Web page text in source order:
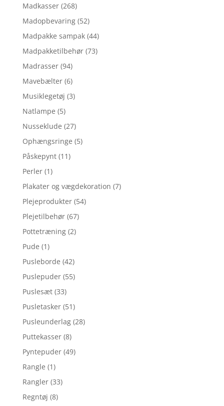
Madkasser (268)
Madopbevaring (52)
Madpakke sampak (44)
Madpakketilbehør (73)
Madrasser (94)
Mavebælter (6)
Musiklegetøj (3)
Natlampe (5)
Nusseklude (27)
Ophængsringe (5)
Påskepynt (11)
Perler (1)
Plakater og vægdekoration (7)
Plejeprodukter (54)
Plejetilbehør (67)
Pottetræning (2)
Pude (1)
Pusleborde (42)
Puslepuder (55)
Puslesæt (33)
Pusletasker (51)
Pusleunderlag (28)
Puttekasser (8)
Pyntepuder (49)
Rangle (1)
Rangler (33)
Regntøj (8)